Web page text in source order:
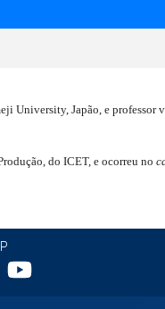
University, Japão, e professor
do ICET, e ocorreu no